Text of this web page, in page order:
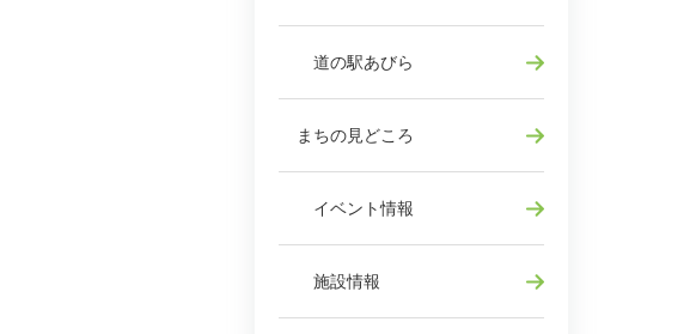
道の駅あびら
まちの見どころ
イベント情報
施設情報